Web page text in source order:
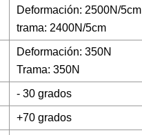
Deformación: 2500N/5cm
trama: 2400N/5cm
Deformación: 350N
Trama: 350N
- 30 grados
+70 grados